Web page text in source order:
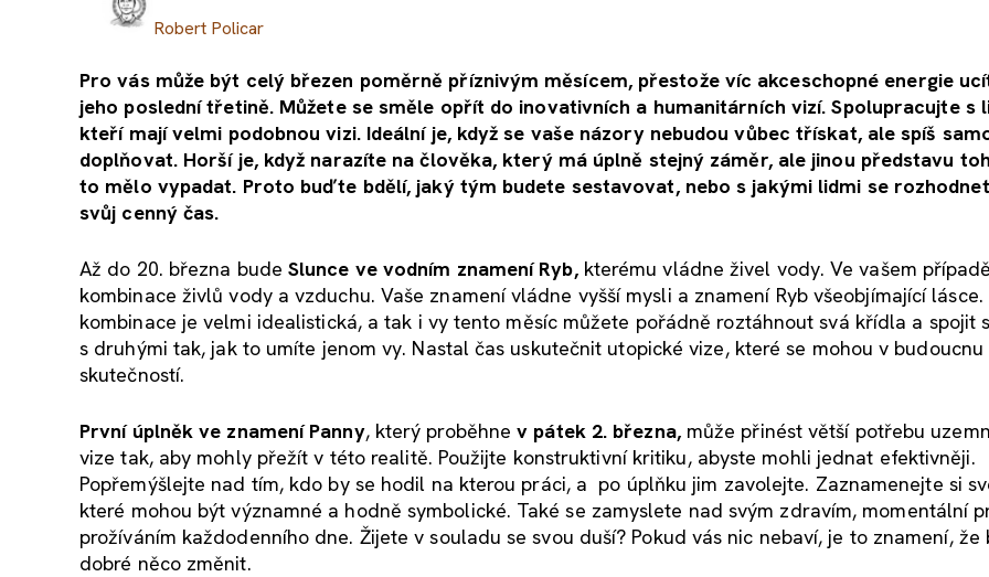
Robert Policar
Pro vás může být celý březen poměrně příznivým měsícem, přestože víc akceschopné energie
jeho poslední třetině. Můžete se směle opřít do inovativních a humanitárních vizí. Spolupracujte s
kteří mají velmi podobnou vizi. Ideální je, když se vaše názory nebudou vůbec třískat, ale spíš
doplňovat. Horší je, když narazíte na člověka, který má úplně stejný záměr, ale jinou představu
to mělo vypadat. Proto buďte bdělí, jaký tým budete sestavovat, nebo s jakými lidmi se
svůj cenný čas.
Až do 20. března bude Slunce ve vodním znamení Ryb,kterému vládne živel vody. Ve vašem
kombinace živlů vody a vzduchu. Vaše znamení vládne vyšší mysli a znamení Ryb všeobjímající lásce.
kombinace je velmi idealistická, a tak i vy tento měsíc můžete pořádně roztáhnout svá křídla a spojit
s druhými tak, jak to umíte jenom vy. Nastal čas uskutečnit utopické vize, které se mohou v
skutečností.
První úplněk ve znamení Panny, který proběhnev pátek 2. března,může přinést větší potřebu
vize tak, aby mohly přežít v této realitě. Použijte konstruktivní kritiku, abyste mohli jednat efektivněji.
Popřemýšlejte nad tím, kdo by se hodil na kterou práci, a po úplňku jim zavolejte. Zaznamenejte si
které mohou být významné a hodně symbolické. Také se zamyslete nad svým zdravím, momentální
prožíváním každodenního dne. Žijete v souladu se svou duší? Pokud vás nic nebaví, je to znamení, že
dobré něco změnit.